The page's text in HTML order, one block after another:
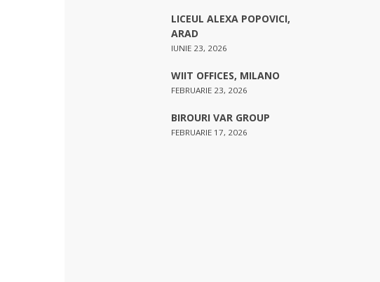
LICEUL ALEXA POPOVICI,
ARAD
IUNIE 23, 2026
WIIT OFFICES, MILANO
FEBRUARIE 23, 2026
BIROURI VAR GROUP
FEBRUARIE 17, 2026